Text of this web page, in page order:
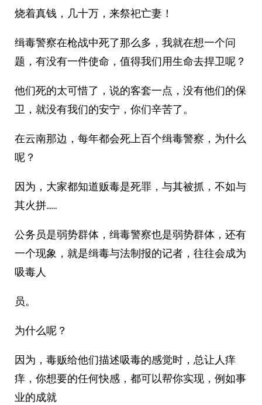
烧着真钱，几十万，来祭祀亡妻！
缉毒警察在枪战中死了那么多，我就在想一个问
题，有没有一件使命，值得我们用生命去捍卫呢？
他们死的太可惜了，说的客套一点，没有他们的保
卫，就没有我们的安宁，你们辛苦了。
在云南那边，每年都会死上百个缉毒警察，为什么
呢？
因为，大家都知道贩毒是死罪，与其被抓，不如与
其火拼……
公务员是弱势群体，缉毒警察也是弱势群体，还有
一个现象，就是缉毒与法制报的记者，往往会成为
吸毒人
员。
为什么呢？
因为，毒贩给他们描述吸毒的感觉时，总让人痒
痒，你想要的任何快感，都可以帮你实现，例如事
业的成就